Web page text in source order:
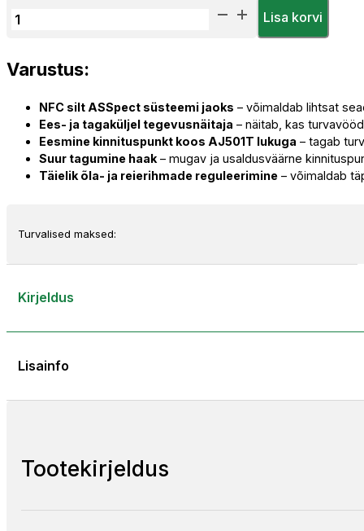
Assecuro
NFC
Lisa korvi
Varustus:
NFC silt ASSpect süsteemi jaoks – võimaldab lihtsat
Ees- ja tagaküljel tegevusnäitaja – näitab, kas
Eesmine kinnituspunkt koos AJ501T lukuga – tagab
Suur tagumine haak – mugav ja usaldusväärne
Täielik õla- ja reierihmade reguleerimine – võimaldab
Turvalised maksed:
Kirjeldus
Lisainfo
Tootekirjeldus